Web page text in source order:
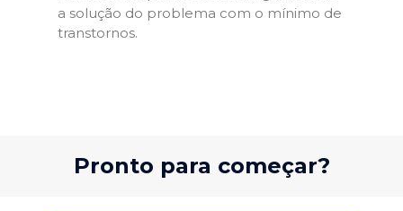
a solução do problema com o mínimo de
transtornos.
Pronto para começar?